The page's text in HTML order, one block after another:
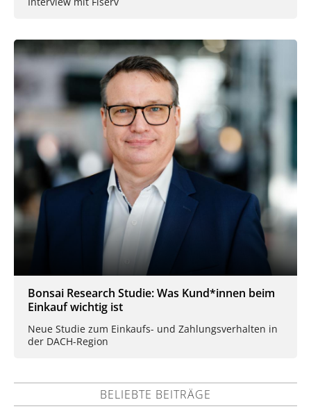
Bonsai Research Studie: Was Kund*innen beim
Einkauf wichtig ist
Neue Studie zum Einkaufs- und Zahlungsverhalten in
der DACH-Region
BELIEBTE BEITRÄGE